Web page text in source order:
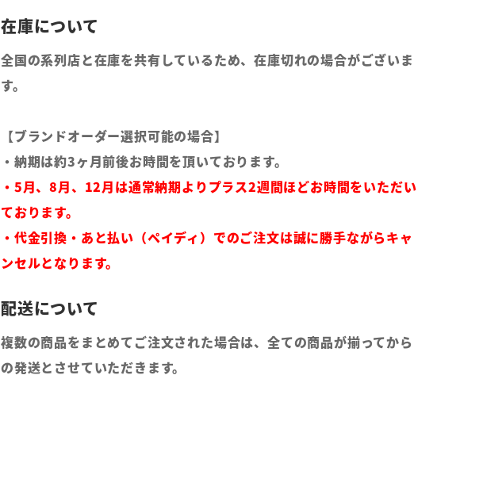
全国の系列店と在庫を共有しているため、在庫切れの場合がございま
す。
【ブランドオーダー選択可能の場合】
・納期は約3ヶ月前後お時間を頂いております。
・5月、8月、12月は通常納期よりプラス2週間ほどお時間をいただい
ております。
・代金引換・あと払い（ペイディ）でのご注文は誠に勝手ながらキャ
ンセルとなります。
複数の商品をまとめてご注文された場合は、全ての商品が揃ってから
の発送とさせていただきます。